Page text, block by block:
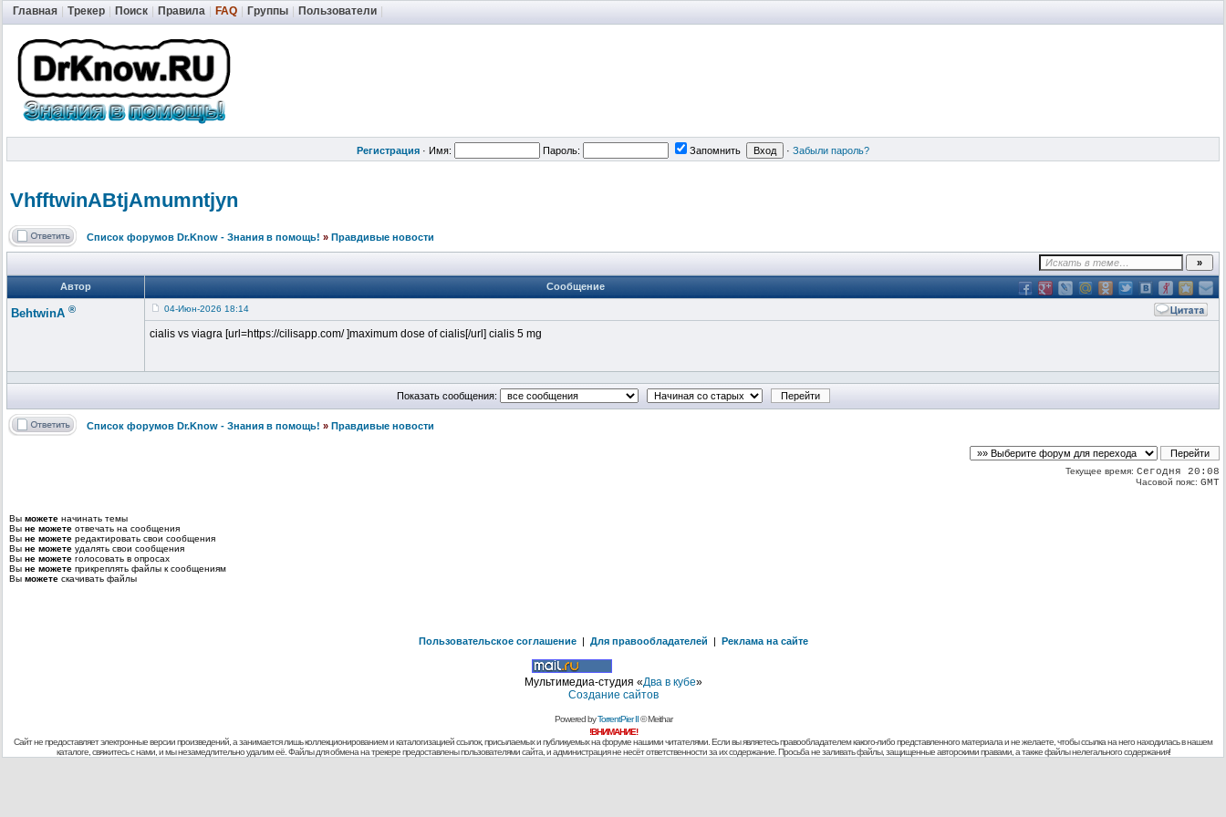
Главная Трекер Поиск Правила FAQ Группы Пользователи
Регистрация · Имя: Пароль: Запомнить · Забыли пароль?
VhfftwinABtjAmumntjyn
Список форумов Dr.Know - Знания в помощь! » Правдивые новости
Автор Сообщение
BehtwinA ® 04-Июн-2026 18:14
cialis vs viagra [url=https://cilisapp.com/ ]maximum dose of cialis[/url] cialis 5 mg
Показать сообщения:
Список форумов Dr.Know - Знания в помощь! » Правдивые новости
Текущее время: Сегодня 20:08
Часовой пояс: GMT
Вы можете начинать темы
Вы не можете отвечать на сообщения
Вы не можете редактировать свои сообщения
Вы не можете удалять свои сообщения
Вы не можете голосовать в опросах
Вы не можете прикреплять файлы к сообщениям
Вы можете скачивать файлы
Пользовательское соглашение | Для правообладателей | Реклама на сайте
Мультимедиа-студия «Два в кубе»
Создание сайтов
Powered byTorrentPier II© Meithar
!ВНИМАНИЕ!
Сайт не предоставляет электронные версии произведений, а занимается лишь коллекционированием и каталогизацией ссылок, присылаемых и публикуемых на форуме нашими читателями. Если вы являетесь правообладателем какого-либо представленного материала и не желаете, чтобы ссылка на него находилась в нашем
каталоге, свяжитесь с нами, и мы незамедлительно удалим её. Файлы для обмена на трекере предоставлены пользователями сайта, и администрация не несёт ответственности за их содержание. Просьба не заливать файлы, защищенные авторскими правами, а также файлы нелегального содержания!